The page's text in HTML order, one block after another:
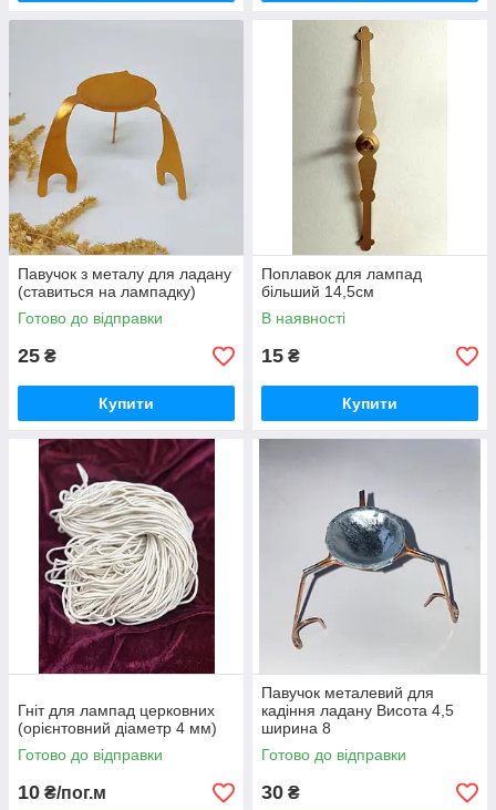
Павучок з металу для ладану
(ставиться на лампадку)
Готово до відправки
25 ₴
Купити
Поплавок для лампад
більший 14,5см
В наявності
15 ₴
Купити
Гніт для лампад церковних
(орієнтовний діаметр 4 мм)
Готово до відправки
10 ₴/пог.м
Павучок металевий для
кадіння ладану Висота 4,5
ширина 8
Готово до відправки
30 ₴